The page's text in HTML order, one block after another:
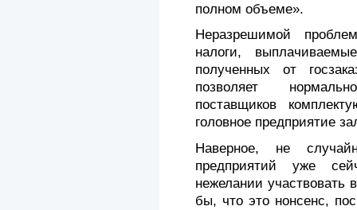
полном объеме».
Неразрешимой
налоги,
полученных от
позволяет
поставщиков
головное предприятие
Наверное, не
предприятий уже
нежелании участвовать
бы, что это нонсенс,